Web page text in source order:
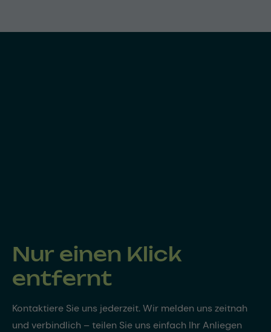
Nur einen Klick
entfernt
Kontaktiere Sie uns jederzeit. Wir melden uns zeitnah
und verbindlich – teilen Sie uns einfach Ihr Anliegen